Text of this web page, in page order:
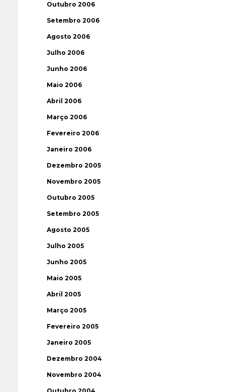
Outubro 2006
Setembro 2006
Agosto 2006
Julho 2006
Junho 2006
Maio 2006
Abril 2006
Março 2006
Fevereiro 2006
Janeiro 2006
Dezembro 2005
Novembro 2005
Outubro 2005
Setembro 2005
Agosto 2005
Julho 2005
Junho 2005
Maio 2005
Abril 2005
Março 2005
Fevereiro 2005
Janeiro 2005
Dezembro 2004
Novembro 2004